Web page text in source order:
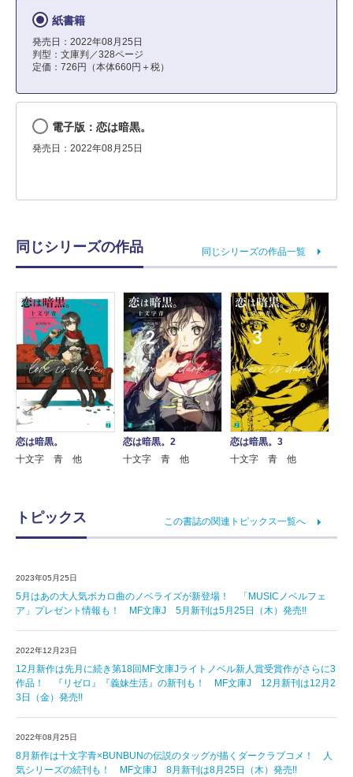
紙書籍
発売日：2022年08月25日
判型：文庫判／328ページ
定価：726円（本体660円＋税）
電子版：恋は暗黒。
発売日：2022年08月25日
同じシリーズの作品 同じシリーズの作品一覧
恋は暗黒。
十文字 青 他
恋は暗黒。2
十文字 青 他
恋は暗黒。3
十文字 青 他
トピックス この書誌の関連トピックス一覧へ
2023年05月25日
5月はあの大人気ボカロ曲のノベライズが新登場！ 「MUSICノベルフェ
ア」プレゼント情報も！ MF文庫J 5月新刊は5月25日（木）発売!!
2022年12月23日
12月新作は先月に続き第18回MF文庫Jライトノベル新人賞受賞作がさらに3
作品！ 『リゼロ』『義妹生活』の新刊も！ MF文庫J 12月新刊は12月2
3日（金）発売!!
2022年08月25日
8月新作は十文字青×BUNBUNの伝説のタッグが描くダークラブコメ！ 人
気シリーズの続刊も！ MF文庫J 8月新刊は8月25日（木）発売!!